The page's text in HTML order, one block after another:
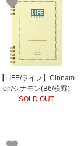
【LIFE/ライフ】Cinnam
on/シナモン(B6/横罫)
SOLD OUT